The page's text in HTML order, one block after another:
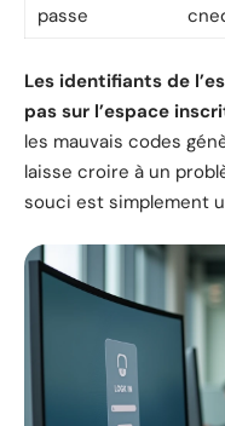
passe
Les identifiants de
pas sur l’espace
les mauvais codes
laisse croire à un
souci est simplement